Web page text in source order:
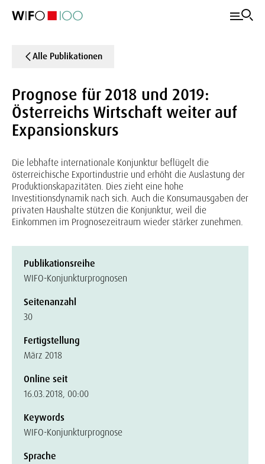
Alle Publikationen
Prognose für 2018 und 2019:
Österreichs Wirtschaft weiter auf
Expansionskurs
Die lebhafte internationale Konjunktur beflügelt die
österreichische Exportindustrie und erhöht die Auslastung der
Produktionskapazitäten. Dies zieht eine hohe
Investitionsdynamik nach sich. Auch die Konsumausgaben der
privaten Haushalte stützen die Konjunktur, weil die
Einkommen im Prognosezeitraum wieder stärker zunehmen.
Publikationsreihe
WIFO-Konjunkturprognosen
Seitenanzahl
30
Fertigstellung
März 2018
Online seit
16.03.2018, 00:00
Keywords
WIFO-Konjunkturprognose
Sprache